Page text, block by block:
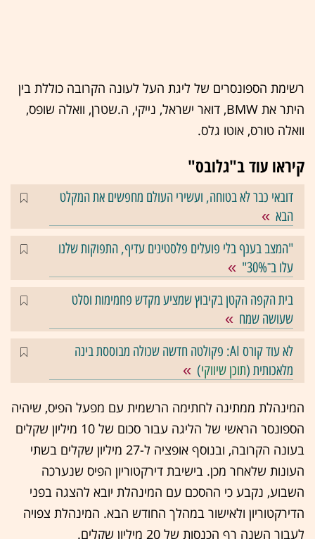
רשימת הספונסרים של ליגת העל לעונה הקרובה כוללת בין
היתר את BMW, דואר ישראל, נייקי, ה.שטרן, וואלה שופס,
וואלה טורס, אוטו גלס.
קיראו עוד ב"גלובס"
דובאי כבר לא בטוחה, ועשירי העולם מחפשים את המקלט
הבא
"המצב בענף בלי פועלים פלסטינים עדיף, התפוקות שלנו
עלו ב־30%"
בית הקפה הקטן בקיבוץ שמציע מקדש פחמימות וסלט
שעושה שמח
לא עוד קורס AI: פקולטה חדשה שכולה מבוססת בינה
מלאכותית (תוכן שיווקי)
המינהלת ממתינה לחתימה הרשמית עם מפעל הפיס, שיהיה
הספונסר הראשי של הליגה עבור סכום של 10 מיליון שקלים
בעונה הקרובה, ובנוסף אופציה ל-27 מיליון שקלים בשתי
העונות שלאחר מכן. בישיבת דירקטוריון הפיס שנערכה
השבוע, נקבע כי ההסכם עם המינהלת יובא להצגה בפני
הדירקטוריון ולאישור במהלך החודש הבא. המינהלת צפויה
לעבור השנה רף הכנסות של 20 מיליון שקלים.